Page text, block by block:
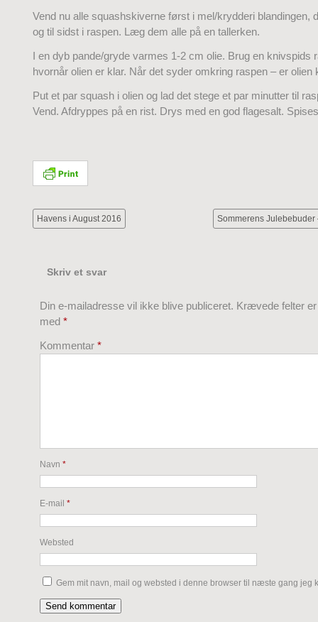
Vend nu alle squashskiverne først i mel/krydderi
og til sidst i raspen. Læg dem alle på en tallerken.
I en dyb pande/gryde varmes 1-2 cm olie. Brug en knivspids
hvornår olien er klar. Når det syder omkring raspen – er olien
Put et par squash i olien og lad det stege et par minutter til
Vend. Afdryppes på en rist. Drys med en god flagesalt.
Sommerens
Havens i August 2016
Skriv et svar
Din e-mailadresse vil ikke blive publiceret. Krævede felter
med *
Kommentar *
Navn *
E-mail *
Websted
Gem mit navn, mail og websted i denne browser til næste gang jeg